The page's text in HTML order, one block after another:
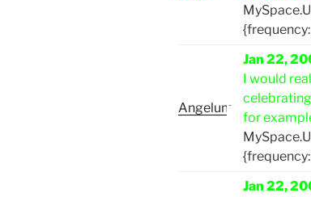
{frequency:
Angelum
Jan 22,
I would
for
{frequency:
Jan 22,